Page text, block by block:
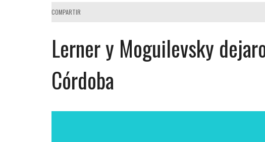
COMPARTIR
Lerner y Moguilevsky
Córdoba